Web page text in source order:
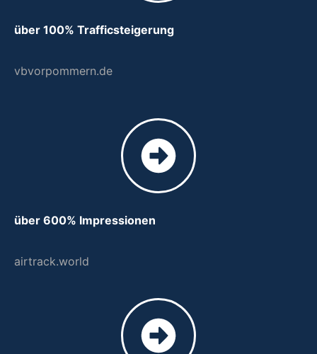
über 100% Trafficsteigerung
vbvorpommern.de
über 600% Impressionen
airtrack.world